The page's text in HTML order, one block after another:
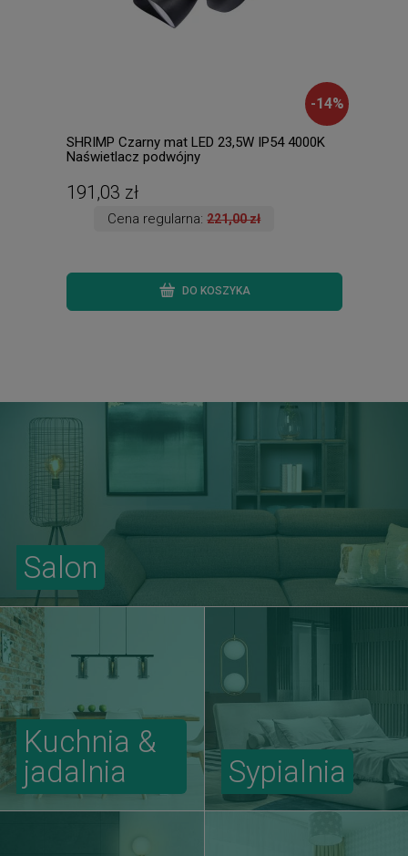
-14%
SHRIMP Czarny mat LED 23,5W IP54 4000K
Naświetlacz podwójny
191,03 zł
Cena regularna:221,00 zł
DO KOSZYKA
Salon
Kuchnia &
jadalnia
Sypialnia